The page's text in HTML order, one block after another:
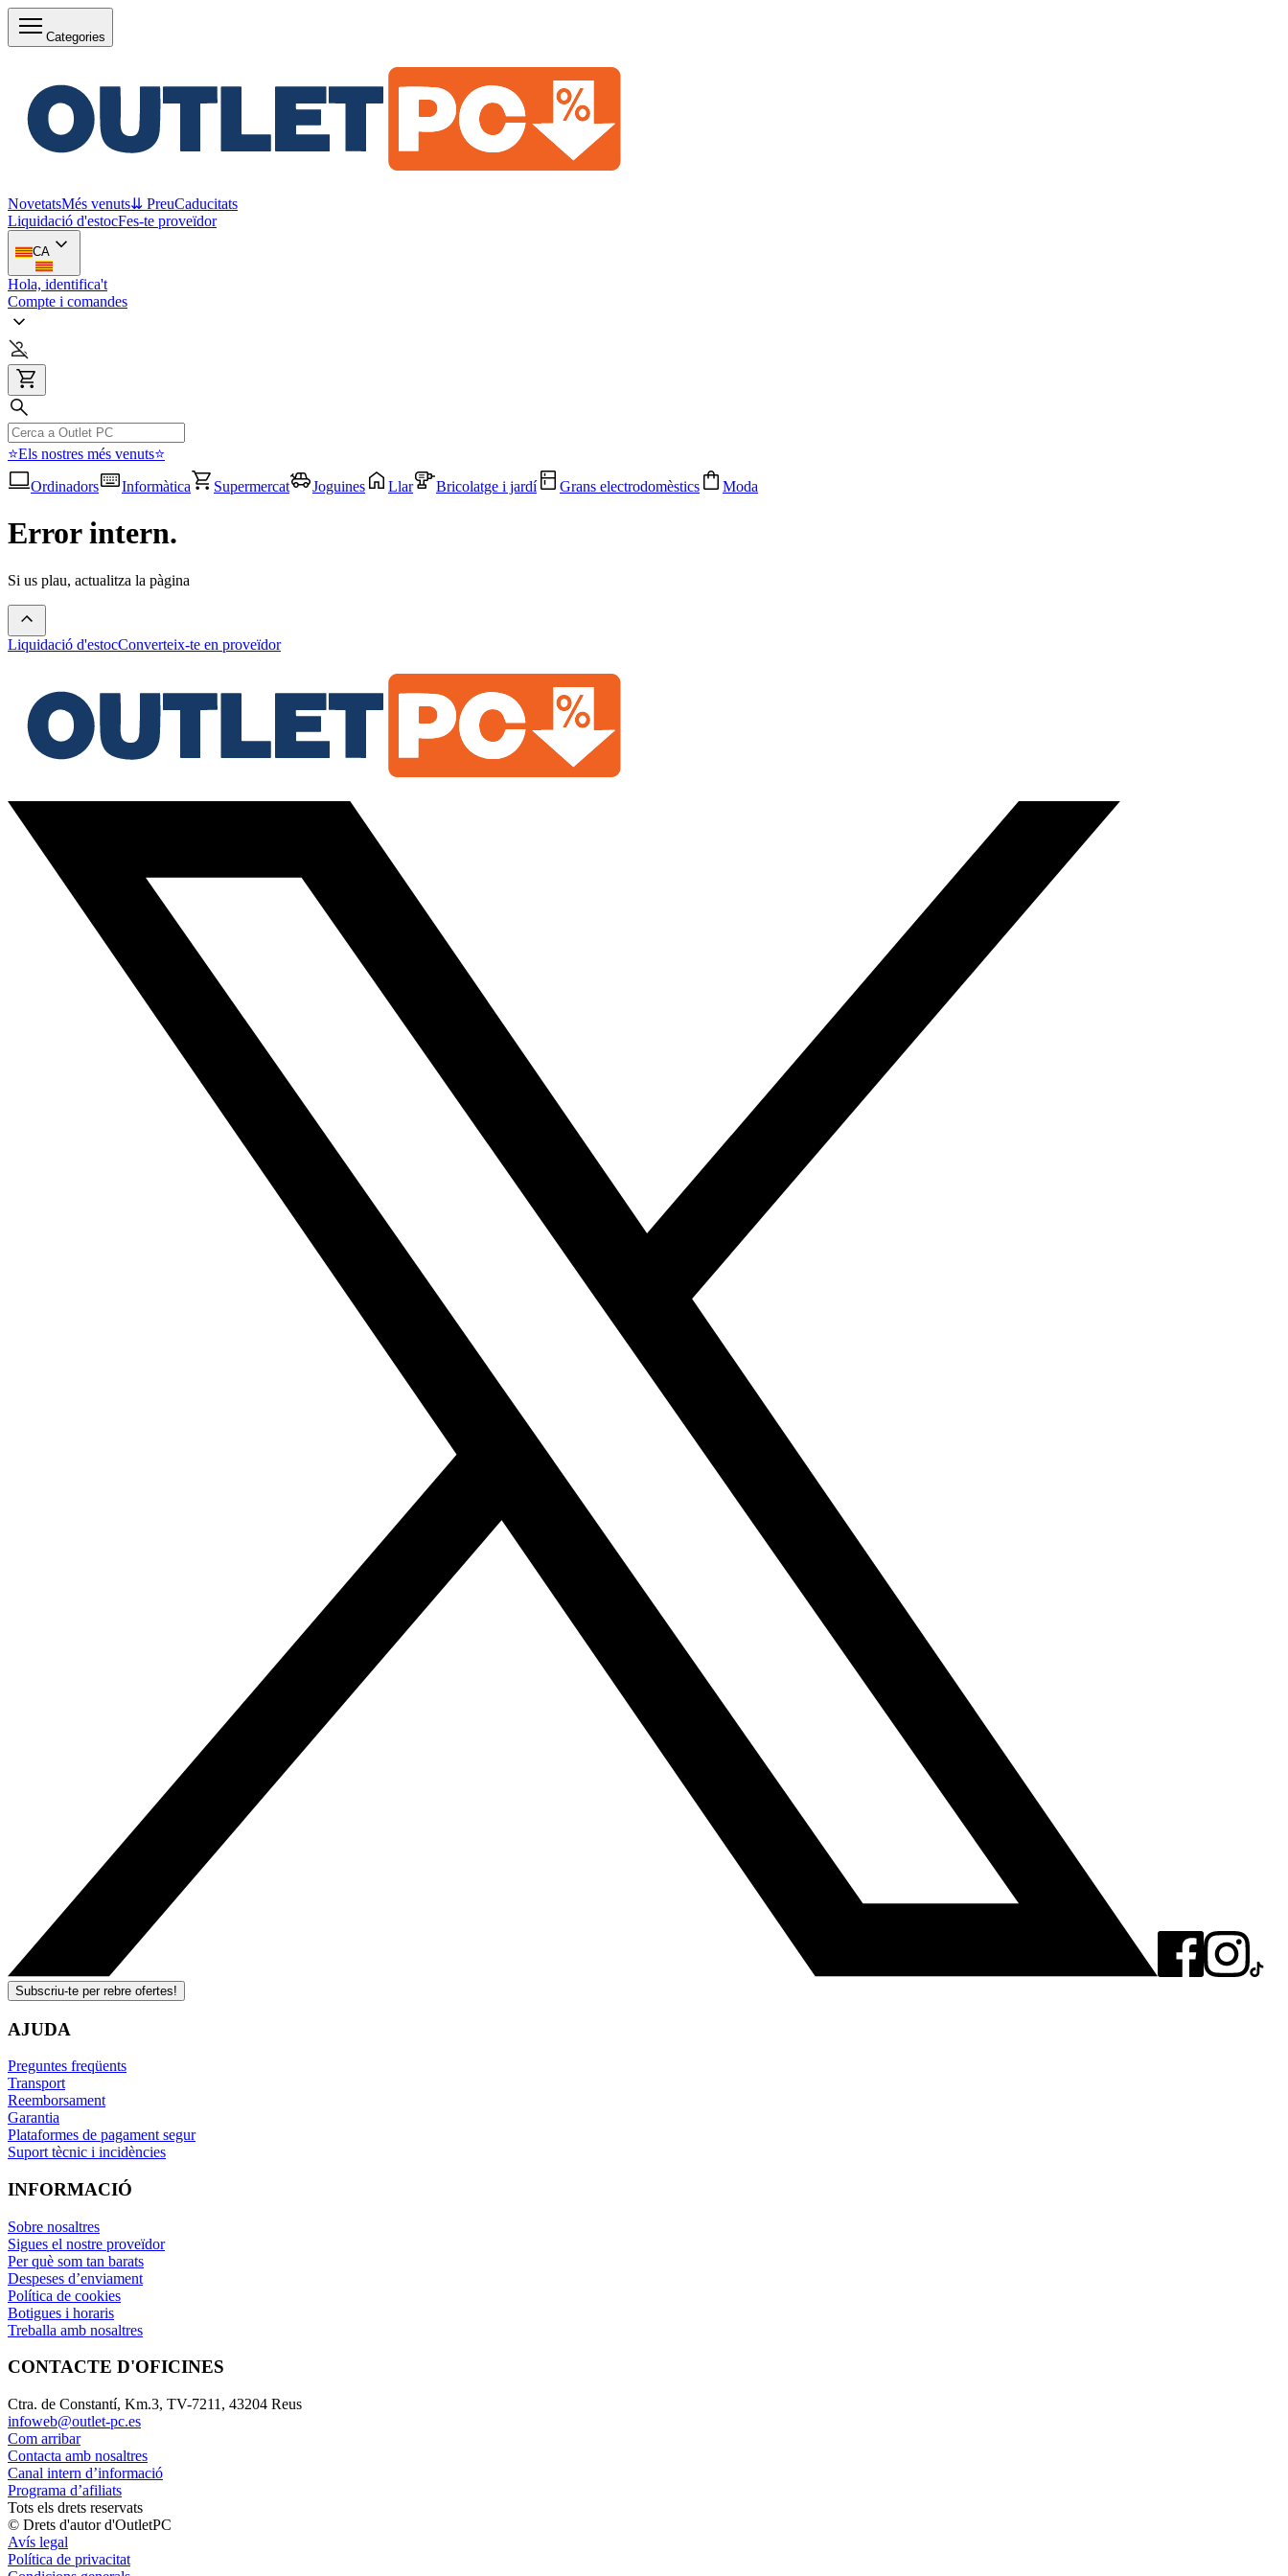
Categories
NovetatsMés venuts⇊ PreuCaducitats
Liquidació d'estocFes-te proveïdor
CA
Hola, identifica't
Compte i comandes
⭐Els nostres més venuts⭐
Ordinadors
Informàtica Supermercat Joguines Llar Bricolatge i jardí Grans electrodomèstics Moda
Error intern.
Si us plau, actualitza la pàgina
Liquidació d'estocConverteix-te en proveïdor
Subscriu-te per rebre ofertes!
AJUDA
Preguntes freqüents
Transport
Reemborsament
Garantia
Plataformes de pagament segur
Suport tècnic i incidències
INFORMACIÓ
Sobre nosaltres
Sigues el nostre proveïdor
Per què som tan barats
Despeses d’enviament
Política de cookies
Botigues i horaris
Treballa amb nosaltres
CONTACTE D'OFICINES
Ctra. de Constantí, Km.3, TV-7211, 43204 Reus
infoweb@outlet-pc.es
Com arribar
Contacta amb nosaltres
Canal intern d’informació
Programa d’afiliats
Tots els drets reservats
© Drets d'autor d'OutletPC
Avís legal
Política de privacitat